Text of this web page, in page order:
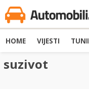
HOME VIJESTI
suzivot